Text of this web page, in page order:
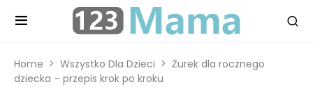
Home Wszystko Dla Dzieci
Żurek dla rocznego
dziecka – przepis krok po kroku